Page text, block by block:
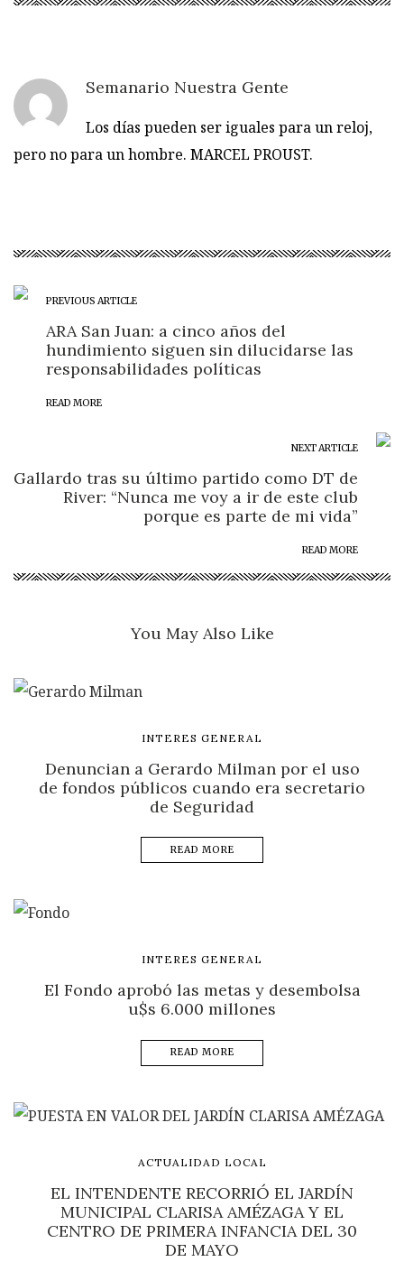
Semanario Nuestra Gente
Los días pueden ser iguales para un reloj,
pero no para un hombre. MARCEL PROUST.
PREVIOUS ARTICLE
ARA San Juan: a cinco años del
hundimiento siguen sin dilucidarse las
responsabilidades políticas
READ MORE
NEXT ARTICLE
Gallardo tras su último partido como DT de
River: “Nunca me voy a ir de este club
porque es parte de mi vida”
READ MORE
You May Also Like
INTERES GENERAL
Denuncian a Gerardo Milman por el uso
de fondos públicos cuando era secretario
de Seguridad
READ MORE
INTERES GENERAL
El Fondo aprobó las metas y desembolsa
u$s 6.000 millones
READ MORE
ACTUALIDAD LOCAL
EL INTENDENTE RECORRIÓ EL JARDÍN
MUNICIPAL CLARISA AMÉZAGA Y EL
CENTRO DE PRIMERA INFANCIA DEL 30
DE MAYO